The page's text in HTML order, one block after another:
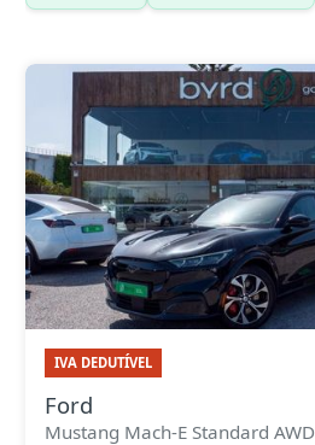
IVA DEDUTÍVEL
Ford
Mustang Mach-E Standard AWD